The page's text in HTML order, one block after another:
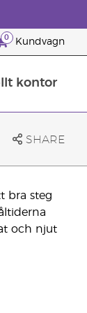
0 Kundvagn
kontor
SHARE
bra steg
och njut